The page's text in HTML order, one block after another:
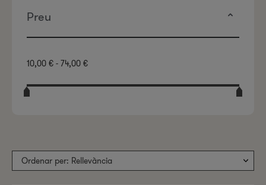
Preu
10,00 € - 74,00 €
Ordenar per: Rellevància